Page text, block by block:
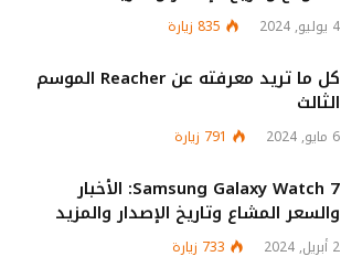
4 يوليو, 2024 835 زيارة
كل ما تريد معرفته عن Reacher الموسم
الثالث
6 مايو, 2024 791 زيارة
Samsung Galaxy Watch 7: الأخبار
والسعر المشاع وتاريخ الإصدار والمزيد
2 أبريل, 2024 733 زيارة